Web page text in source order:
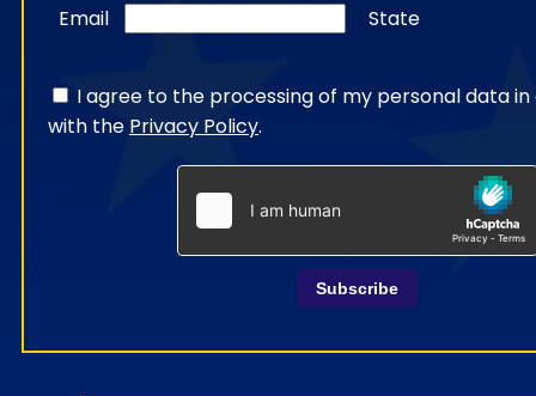
Email State
I agree to the processing of my personal data
with the Privacy Policy.
Subscribe